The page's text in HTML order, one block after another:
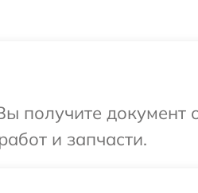
получите документ
и запчасти.